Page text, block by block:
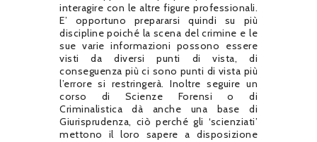
interagire con le altre figure professionali.
E’ opportuno prepararsi quindi su più
discipline poiché la scena del crimine e le
sue varie informazioni possono essere
visti da diversi punti di vista, di
conseguenza più ci sono punti di vista più
l’errore si restringerà. Inoltre seguire un
corso di Scienze Forensi o di
Criminalistica dà anche una base di
Giurisprudenza, ciò perché gli ‘scienziati’
mettono il loro sapere a disposizione